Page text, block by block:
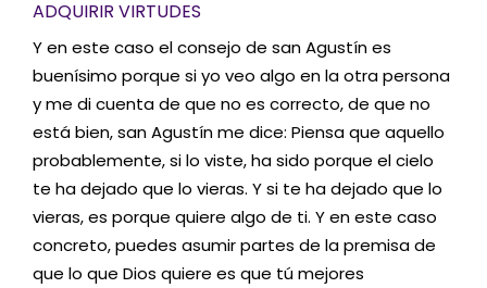
ADQUIRIR VIRTUDES
Y en este caso el consejo de san Agustín es
buenísimo porque si yo veo algo en la otra persona
y me di cuenta de que no es correcto, de que no
está bien, san Agustín me dice: Piensa que aquello
probablemente, si lo viste, ha sido porque el cielo
te ha dejado que lo vieras. Y si te ha dejado que lo
vieras, es porque quiere algo de ti. Y en este caso
concreto, puedes asumir partes de la premisa de
que lo que Dios quiere es que tú mejores